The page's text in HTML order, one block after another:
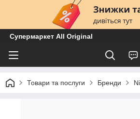
Супермаркет All Original
Товари та послуги Бренди